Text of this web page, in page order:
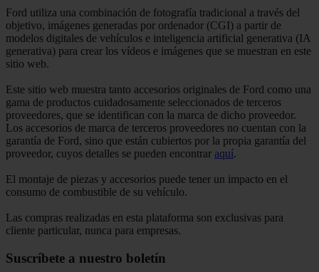
Ford utiliza una combinación de fotografía tradicional a través del
objetivo, imágenes generadas por ordenador (CGI) a partir de
modelos digitales de vehículos e inteligencia artificial generativa (IA
generativa) para crear los vídeos e imágenes que se muestran en este
sitio web.
Este sitio web muestra tanto accesorios originales de Ford como una
gama de productos cuidadosamente seleccionados de terceros
proveedores, que se identifican con la marca de dicho proveedor.
Los accesorios de marca de terceros proveedores no cuentan con la
garantía de Ford, sino que están cubiertos por la propia garantía del
proveedor, cuyos detalles se pueden encontrar aquí.
El montaje de piezas y accesorios puede tener un impacto en el
consumo de combustible de su vehículo.
Las compras realizadas en esta plataforma son exclusivas para
cliente particular, nunca para empresas.
Suscríbete a nuestro boletín